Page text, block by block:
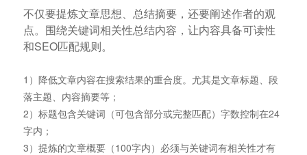
不仅要提炼文章思想、总结摘要，还要阐述作者的观
点。围绕关键词相关性总结内容，让内容具备可读性
和SEO匹配规则。
1）降低文章内容在搜索结果的重合度。尤其是文章标题、段
落主题、内容摘要等；
2）标题包含关键词（可包含部分或完整匹配）字数控制在24
字内；
3）提炼的文章概要（100字内）必须与关键词有相关性才有